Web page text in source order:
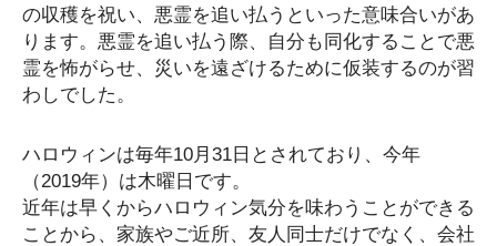
の収穫を祝い、悪霊を追い払うといった意味合いがあ
ります。悪霊を追い払う際、自分も同化することで悪
霊を怖がらせ、災いを遠ざけるために仮装するのが習
わしでした。
ハロウィンは毎年10月31日とされており、今年
（2019年）は木曜日です。
近年は早くからハロウィン気分を味わうことができる
ことから、家族やご近所、友人同士だけでなく、会社